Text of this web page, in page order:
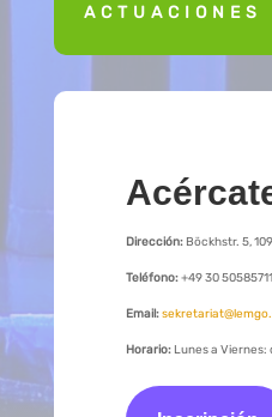
ACTUACIONES
Dirección: Böckhstr. 5,
Teléfono:+49 30 50585711
Email:
Horario:Lunes a Viernes: